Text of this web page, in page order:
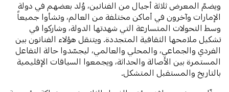
ويضمّ المعرض ثلاثة أجيال من الفنانين، وُلد بعضهم في دولة
الإمارات وآخرون في أماكن مختلفة من العالم، ونشأوا جميعاً
وسط التحولات المتسارعة التي شهدتها الدولة، وشاركوا في
تشكيل ملامحها الثقافية المتجددة. ويتنقل هؤلاء الفنانون بين
الفردي والجماعي، والمحلي والعالمي، ليجسّدوا حالة التفاعل
المستمرة بين الأصالة والحداثة، ويجمعوا السياقات الإقليمية
بالتاريخ والمستقبل المتشكل.